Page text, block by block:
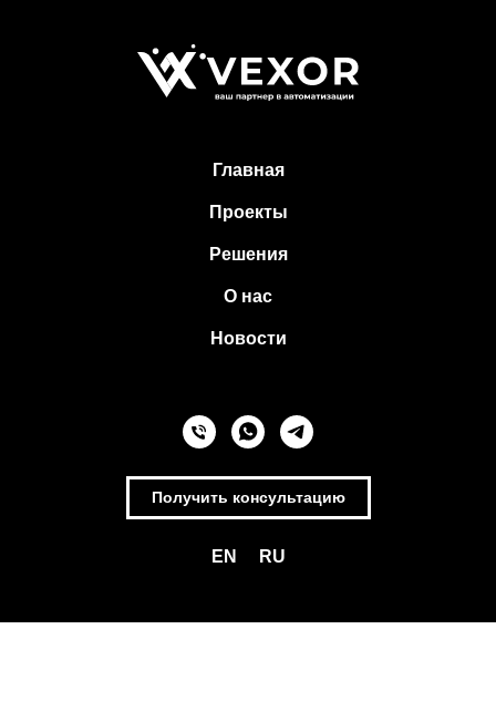
Главная
Проекты
Решения
О нас
Новости
Получить консультацию
EN RU